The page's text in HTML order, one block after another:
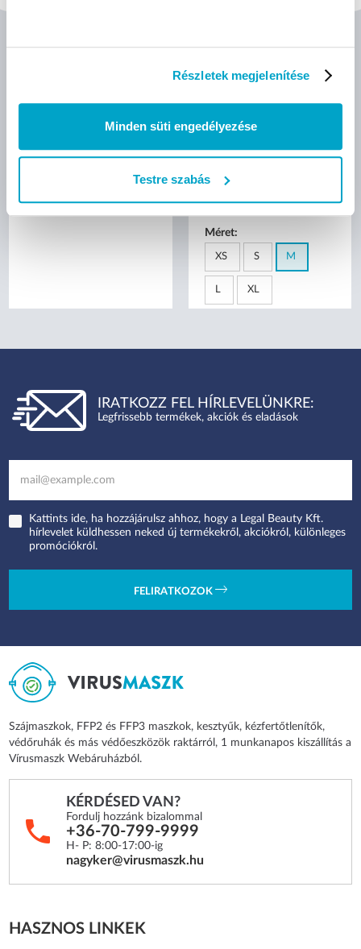
Részletek megjelenítése
Minden süti engedélyezése
Testre szabás
(mandzsetta: 22-42 cm)
bruttó (27% ÁFA) bruttó (27% ÁFA)
2 159 Ft
Méret:
XS S M
L XL
IRATKOZZ FEL HÍRLEVELÜNKRE:
Legfrissebb termékek, akciók és eladások
Kattints ide, ha hozzájárulsz ahhoz, hogy a Legal Beauty Kft.
hírlevelet küldhessen neked új termékekről, akciókról, különleges
promóciókról.
FELIRATKOZOK
Szájmaszkok, FFP2 és FFP3 maszkok, kesztyűk, kézfertőtlenítők,
védőruhák és más védőeszközök raktárról, 1 munkanapos kiszállítás a
Vírusmaszk Webáruházból.
KÉRDÉSED VAN?
Fordulj hozzánk bizalommal
+36-70-799-9999
H- P: 8:00-17:00-ig
nagyker@virusmaszk.hu
HASZNOS LINKEK